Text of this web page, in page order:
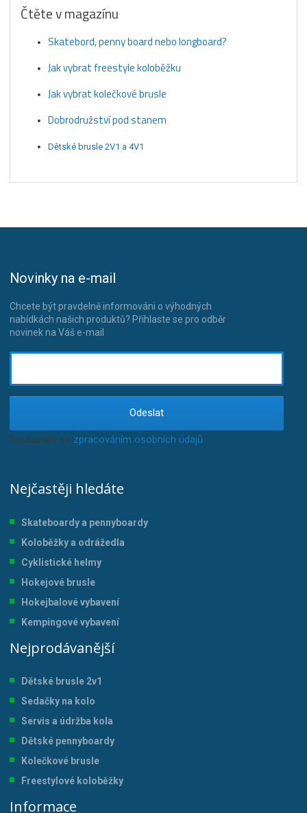
Čtěte v magazínu
Skatebord, penny board nebo longboard?
Jak vybrat freestyle koloběžku
Jak vybrat kolečkové brusle
Dobrodružství pod stanem
Dětské brusle 2V1 a 4V1
Novinky na e-mail
Chcete být pravdelně informováni o výhodných
nabídkách našich produktů? Přihlaste se pro odběr
novinek na Váš e-mail
Odeslat
Souhlasím se zpracováním osobních údajů.
Nejčastěji hledáte
Skateboardy a pennyboardy
Koloběžky a odrážedla
Cyklistické helmy
Hokejové brusle
Hokejbalové vybavení
Kempingové vybavení
Nejprodávanější
Dětské brusle 2v1
Sedačky na kolo
Servis a údržba kola
Dětské pennyboardy
Kolečkové brusle
Freestylové koloběžky
Informace